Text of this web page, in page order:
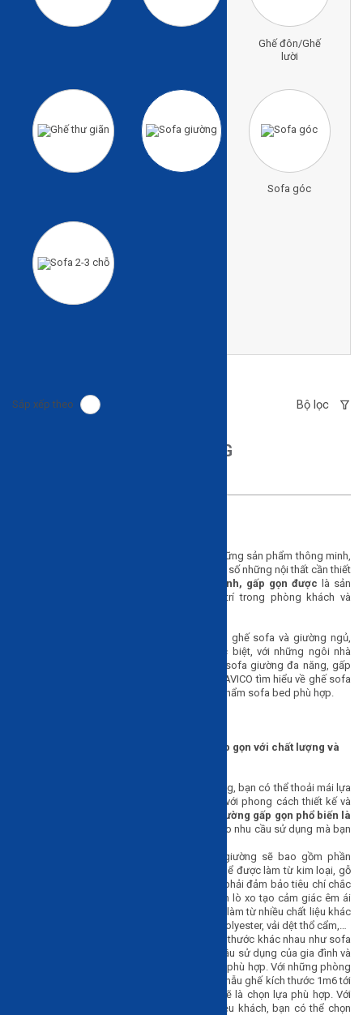
Ghế đôn/Ghế
lười
Sofa góc
Sắp xếp theo Bộ lọc
SOFA GIƯỜNG
Xu hướng nội thất hiện đại ưu tiên lựa chọn những sản phẩm thông minh,
tiện lợi và chú trọng vào thiết kế tối giản. Trong số những nội thất cần thiết
ghế sofa giường thông minh, gấp gọn được là sản
phẩm được nhiều người tìm kiếm để bày trí trong phòng khách và
Sofa giường là sự kết hợp thông minh giữa ghế sofa và giường ngủ,
giúp tiết kiệm tối đa diện tích sử dụng. Đặc biệt, với những ngôi nhà
có phòng khách nhỏ hay phòng ngủ nhỏ thì sofa giường đa năng, gấp
gọn chính là lựa chọn hợp lý nhất. Hãy cùng HAVICO tìm hiểu về ghế sofa
giường cũng như cách chọn mua những sản phẩm sofa bed phù hợp.
Các tiêu chí chọn mua ghế sofa giường xếp gọn với chất lượng và
Với thiết kế và kiểu dáng đa dạng, bạn có thể thoải mái lựa
chọn sofa giường thông minh để phù hợp với phong cách thiết kế và
mẫu ghế sofa giường gấp gọn phổ biến là
. Tùy vào nhu cầu sử dụng mà bạn
Thông thường, một ghế sofa giường sẽ bao gồm phần
khung, nệm và lớp bọc. Khung giường có thể được làm từ kim loại, gỗ
tự nhiên, gỗ ép công nghiệp,… nhưng luôn phải đảm bảo tiêu chí chắc
chắn. Nệm giường là nệm cao su hoặc nệm lò xo tạo cảm giác êm ái
khi sử dụng. Lớp bọc sản phẩm cũng được làm từ nhiều chất liệu khác
nhau như nỉ, giả da, da thật, vải cotton, vải polyester, vải dệt thổ cẩm,…
Sofa giường có rất nhiều kích thước khác nhau như sofa
giường 1m6, 1m8, 1m9, 2m... Tùy vào nhu cầu sử dụng của gia đình và
diện tích phòng mà bạn lựa chọn sản phẩm phù hợp. Với những phòng
khách, phòng ngủ diện tích khiêm tốn, các mẫu ghế kích thước 1m6 tới
1m9 hoặc sofa giường đơn 1m đến 1m2 sẽ là chọn lựa phù hợp. Với
những phòng khách rộng rãi, tiếp đón nhiều khách, bạn có thể chọn